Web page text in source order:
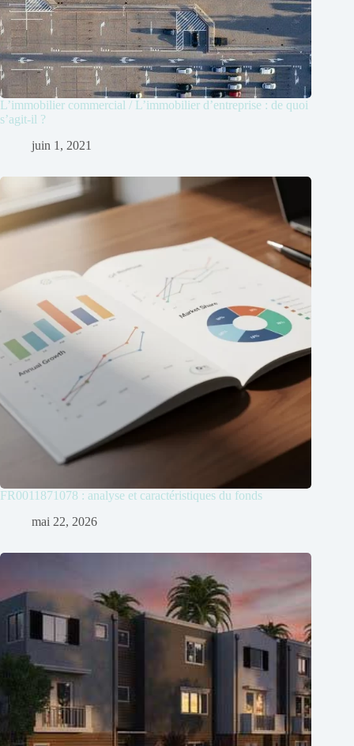
L’immobilier commercial / L’immobilier d’entreprise : de quoi
s’agit-il ?
juin 1, 2021
FR0011871078 : analyse et caractéristiques du fonds
mai 22, 2026